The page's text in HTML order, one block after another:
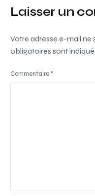
Laisser un
Votre adresse e-mail ne
obligatoires sont
Commentaire*